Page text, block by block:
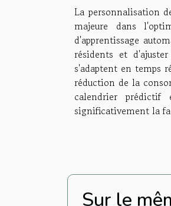
La personnalisation
majeure dans
d'apprentissage
résidents et
s'adaptent en temps
réduction de la
calendrier
significativement la
Sur le